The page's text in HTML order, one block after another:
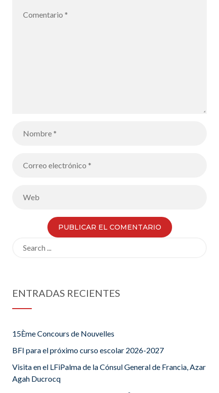
ENTRADAS RECIENTES
15Ème Concours de Nouvelles
BFI para el próximo curso escolar 2026-2027
Visita en el LFiPalma de la Cónsul General de Francia, Azar
Agah Ducrocq